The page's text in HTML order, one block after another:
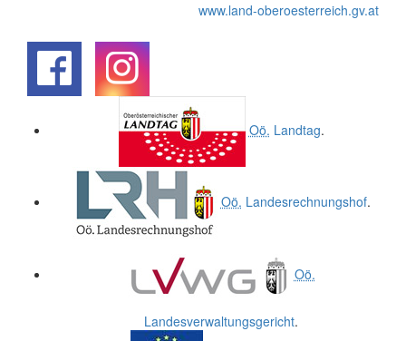
www.land-oberoesterreich.gv.at
Oö. Landtag.
Oö. Landesrechnungshof.
Oö.
Landesverwaltungsgericht.